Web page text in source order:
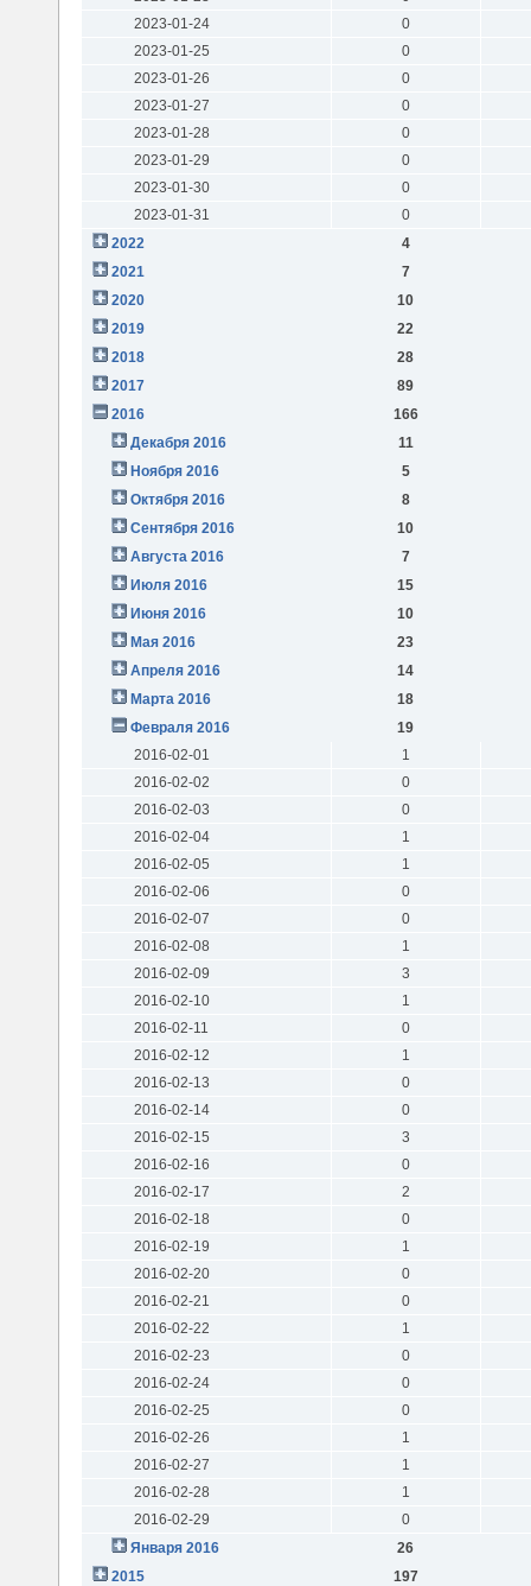
2023-01-24
0
2023-01-25
0
2023-01-26
0
2023-01-27
0
2023-01-28
0
2023-01-29
0
2023-01-30
0
2023-01-31
0
2022
4
2021
7
2020
10
2019
22
2018
28
2017
89
2016
166
Декабря 2016
11
Ноября 2016
5
Октября 2016
8
Сентября 2016
10
Августа 2016
7
Июля 2016
15
Июня 2016
10
Мая 2016
23
Апреля 2016
14
Марта 2016
18
Февраля 2016
19
2016-02-01
1
2016-02-02
0
2016-02-03
0
2016-02-04
1
2016-02-05
1
2016-02-06
0
2016-02-07
0
2016-02-08
1
2016-02-09
3
2016-02-10
1
2016-02-11
0
2016-02-12
1
2016-02-13
0
2016-02-14
0
2016-02-15
3
2016-02-16
0
2016-02-17
2
2016-02-18
0
2016-02-19
1
2016-02-20
0
2016-02-21
0
2016-02-22
1
2016-02-23
0
2016-02-24
0
2016-02-25
0
2016-02-26
1
2016-02-27
1
2016-02-28
1
2016-02-29
0
Января 2016
26
2015
197